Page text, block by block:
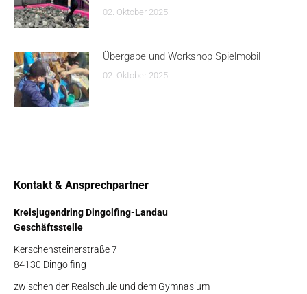
02. Oktober 2025
Übergabe und Workshop Spielmobil
02. Oktober 2025
Kontakt & Ansprechpartner
Kreisjugendring Dingolfing-Landau
Geschäftsstelle
Kerschensteinerstraße 7
84130 Dingolfing
zwischen der Realschule und dem Gymnasium